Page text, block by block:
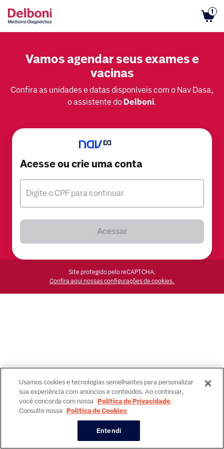
1
Vamos agendar seus exames e
vacinas
Confira as unidades e datas disponíveis com o Nav Dasa,
o assistente do Delboni.
Acesse ou crie uma conta
Digite o CPF para continuar
Acessar
Site protegido pelo reCAPTCHA.
Confira aqui nossas configurações de cookies.
Usamos cookies e tecnologias semelhantes para personalizar
sua experiência com anúncios e conteúdos. Ao continuar,
você concorda com nossa Política de Privacidade.
Consulte nossa Política de Cookies
Entendi